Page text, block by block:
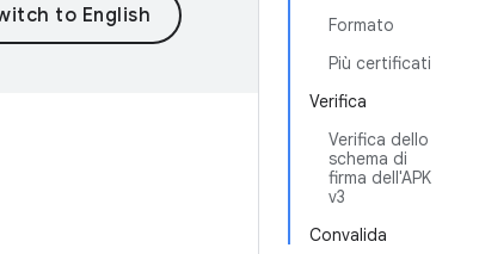
Formato
Più certificati
Verifica
Verifica dello
schema di
firma dell'APK
v3
Convalida